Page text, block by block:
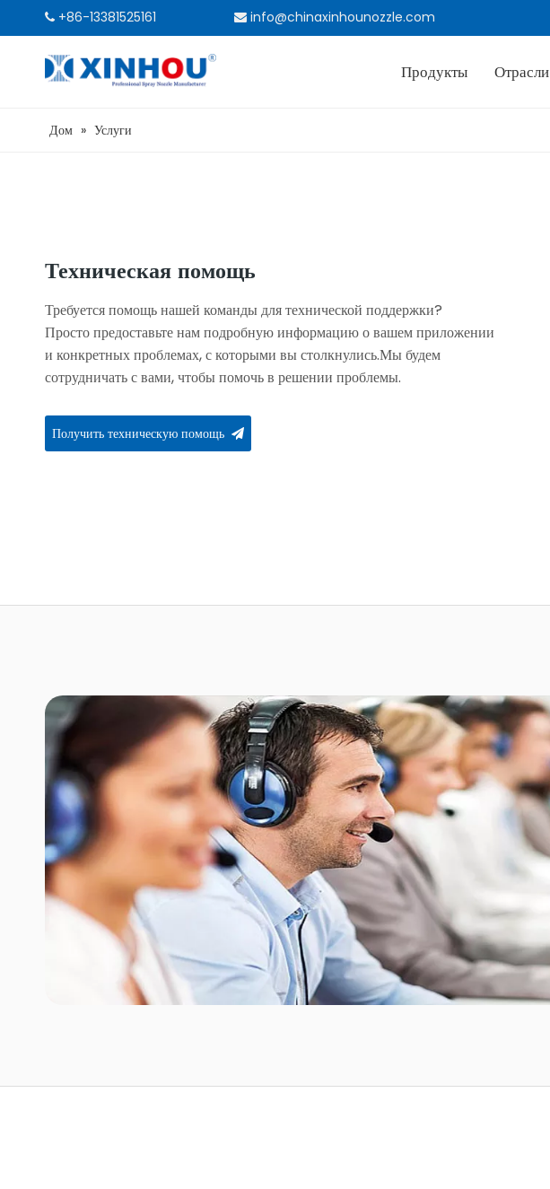
 +86-13381525161  info@chinaxinhounozzle.com
Продукты Отрасли
Дом » Услуги
Техническая помощь
Требуется помощь нашей команды для технической поддержки?
Просто предоставьте нам подробную информацию о вашем приложении
и конкретных проблемах, с которыми вы столкнулись.Мы будем
сотрудничать с вами, чтобы помочь в решении проблемы.
Получить техническую помощь